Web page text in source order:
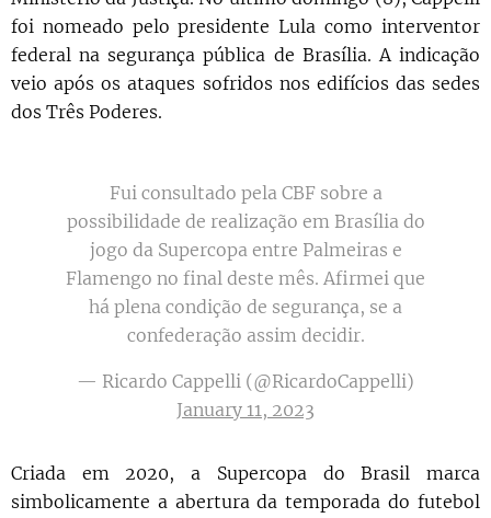
foi nomeado pelo presidente Lula como interventor
federal na segurança pública de Brasília. A indicação
veio após os ataques sofridos nos edifícios das sedes
dos Três Poderes.
Fui consultado pela CBF sobre a
possibilidade de realização em Brasília do
jogo da Supercopa entre Palmeiras e
Flamengo no final deste mês. Afirmei que
há plena condição de segurança, se a
confederação assim decidir.
— Ricardo Cappelli (@RicardoCappelli)
January 11, 2023
Criada em 2020, a Supercopa do Brasil marca
simbolicamente a abertura da temporada do futebol